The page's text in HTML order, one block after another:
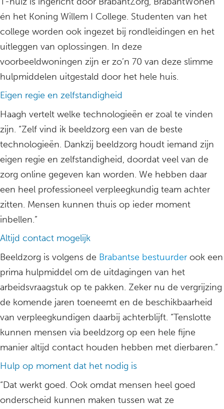
én het Koning Willem I College. Studenten van het
college worden ook ingezet bij rondleidingen en het
uitleggen van oplossingen. In deze
voorbeeldwoningen zijn er zo’n 70 van deze slimme
hulpmiddelen uitgestald door het hele huis.
Eigen regie en zelfstandigheid
Haagh vertelt welke technologieën er zoal te vinden
zijn. “Zelf vind ik beeldzorg een van de beste
technologieën. Dankzij beeldzorg houdt iemand zijn
eigen regie en zelfstandigheid, doordat veel van de
zorg online gegeven kan worden. We hebben daar
een heel professioneel verpleegkundig team achter
zitten. Mensen kunnen thuis op ieder moment
inbellen.”
Altijd contact mogelijk
Beeldzorg is volgens de Brabantse bestuurder ook een
prima hulpmiddel om de uitdagingen van het
arbeidsvraagstuk op te pakken. Zeker nu de vergrijzing
de komende jaren toeneemt en de beschikbaarheid
van verpleegkundigen daarbij achterblijft. “Tenslotte
kunnen mensen via beeldzorg op een hele fijne
manier altijd contact houden hebben met dierbaren.”
Hulp op moment dat het nodig is
“Dat werkt goed. Ook omdat mensen heel goed
onderscheid kunnen maken tussen wat ze